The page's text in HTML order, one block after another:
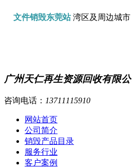
文件销毁东莞站湾区及周边城市
广州天仁再生资源回收有限
咨询电话： 13711115910
网站首页
公司简介
销毁产品目录
服务行业
客户案例